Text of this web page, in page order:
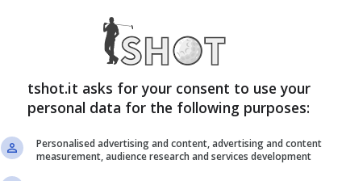
tshot.it asks for your consent to use your
personal data for the following purposes:
Personalised advertising and content, advertising and content
measurement, audience research and services development